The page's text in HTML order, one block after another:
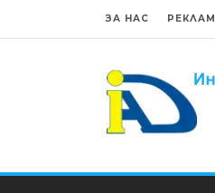
ЗА НАС